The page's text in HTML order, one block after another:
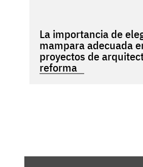
La importancia de
mampara adecuada
proyectos de
reforma